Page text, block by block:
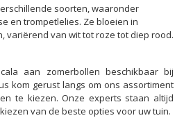
soorten, waaronder
en trompetlelies. Ze bloeien in
variërend van wit tot roze tot diep rood.
aan zomerbollen beschikbaar bij
kom gerust langs om ons assortiment
te kiezen. Onze experts staan altijd
van de beste opties voor uw tuin.